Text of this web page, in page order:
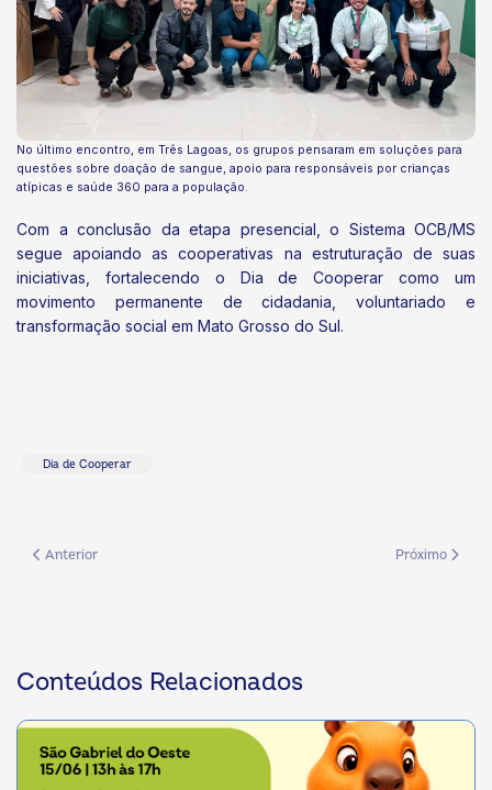
No último encontro, em Três Lagoas, os grupos pensaram em soluções para
questões sobre doação de sangue, apoio para responsáveis por crianças
atípicas e saúde 360 para a população.
Com a conclusão da etapa presencial, o Sistema OCB/MS
segue apoiando as cooperativas na estruturação de suas
iniciativas, fortalecendo o Dia de Cooperar como um
movimento permanente de cidadania, voluntariado e
transformação social em Mato Grosso do Sul.
Dia de Cooperar
Artigo anterior: Sistema OCB/MS lança VIII Prêmio de Jornalismo e
Anterior Próximo
Próximo
Conteúdos Relacionados